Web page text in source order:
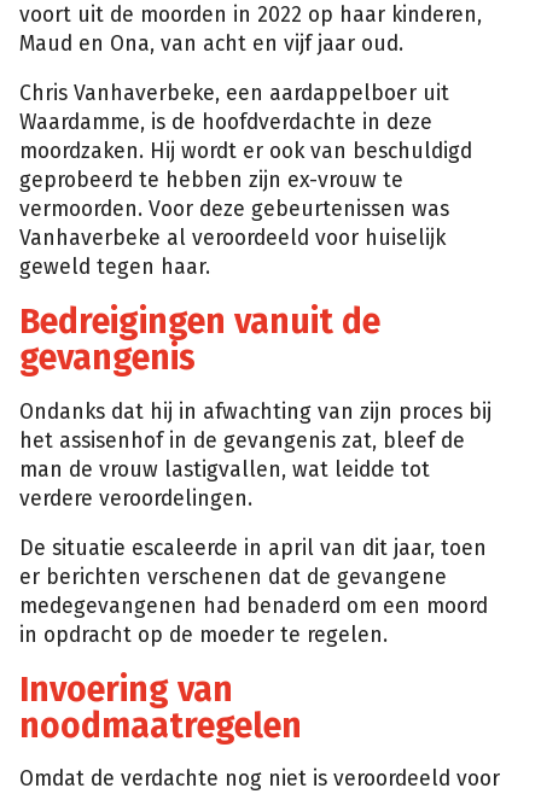
voort uit de moorden in 2022 op haar kinderen,
Maud en Ona, van acht en vijf jaar oud.
Chris Vanhaverbeke, een aardappelboer uit
Waardamme, is de hoofdverdachte in deze
moordzaken. Hij wordt er ook van beschuldigd
geprobeerd te hebben zijn ex-vrouw te
vermoorden. Voor deze gebeurtenissen was
Vanhaverbeke al veroordeeld voor huiselijk
geweld tegen haar.
Bedreigingen vanuit de
gevangenis
Ondanks dat hij in afwachting van zijn proces bij
het assisenhof in de gevangenis zat, bleef de
man de vrouw lastigvallen, wat leidde tot
verdere veroordelingen.
De situatie escaleerde in april van dit jaar, toen
er berichten verschenen dat de gevangene
medegevangenen had benaderd om een moord
in opdracht op de moeder te regelen.
Invoering van
noodmaatregelen
Omdat de verdachte nog niet is veroordeeld voor